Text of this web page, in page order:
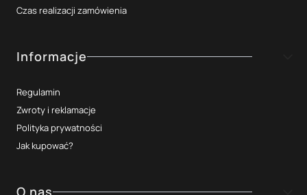
Czas realizacji zamówienia
Informacje
Regulamin
Zwroty i reklamacje
Polityka prywatności
Jak kupować?
O nas